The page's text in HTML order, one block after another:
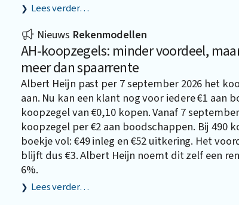
Lees verder…
Nieuws Rekenmodellen
AH-koopzegels: minder voordeel,
meer dan spaarrente
Albert Heijn past per 7 september 2026 het
aan. Nu kan een klant nog voor iedere €1 aan
koopzegel van €0,10 kopen. Vanaf 7
koopzegel per €2 aan boodschappen. Bij 490
boekje vol: €49 inleg en €52 uitkering. Het
blijft dus €3. Albert Heijn noemt dit zelf een
6%.
Lees verder…